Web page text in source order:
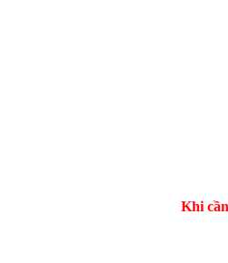
Khi cần cấp